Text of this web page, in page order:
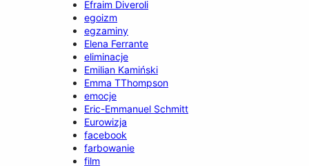
Efraim Diveroli
egoizm
egzaminy
Elena Ferrante
eliminacje
Emilian Kamiński
Emma TThompson
emocje
Eric-Emmanuel Schmitt
Eurowizja
facebook
farbowanie
film